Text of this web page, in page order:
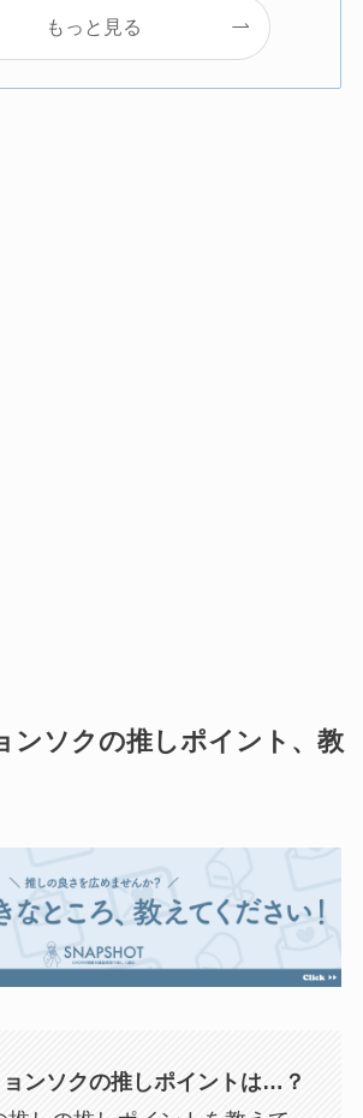
もっと見る
ンソクの推しポイント、教
ンソクの推しポイントは…？